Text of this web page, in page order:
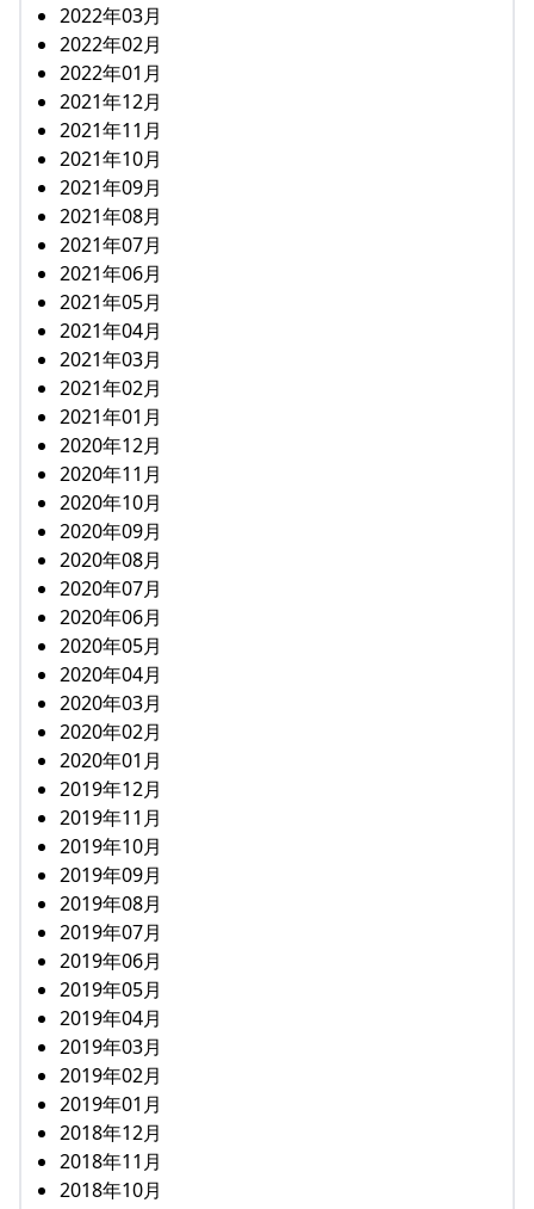
2022年03月
2022年02月
2022年01月
2021年12月
2021年11月
2021年10月
2021年09月
2021年08月
2021年07月
2021年06月
2021年05月
2021年04月
2021年03月
2021年02月
2021年01月
2020年12月
2020年11月
2020年10月
2020年09月
2020年08月
2020年07月
2020年06月
2020年05月
2020年04月
2020年03月
2020年02月
2020年01月
2019年12月
2019年11月
2019年10月
2019年09月
2019年08月
2019年07月
2019年06月
2019年05月
2019年04月
2019年03月
2019年02月
2019年01月
2018年12月
2018年11月
2018年10月